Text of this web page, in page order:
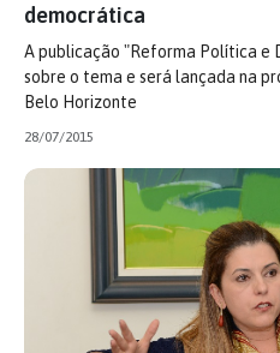
democrática
A publicação "Reforma Política e
sobre o tema e será lançada na
Belo Horizonte
28/07/2015